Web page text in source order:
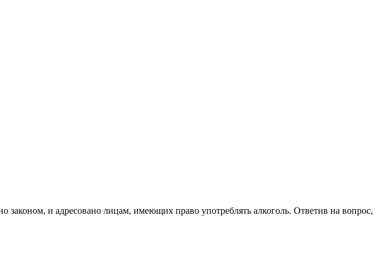
законом, и адресовано лицам, имеющих право употреблять алкоголь. Ответив на вопрос,